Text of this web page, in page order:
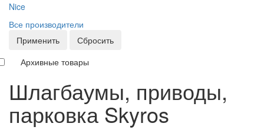
Nice
Все производители
Применить
Сбросить
Архивные товары
Шлагбаумы, приводы,
парковка Skyros